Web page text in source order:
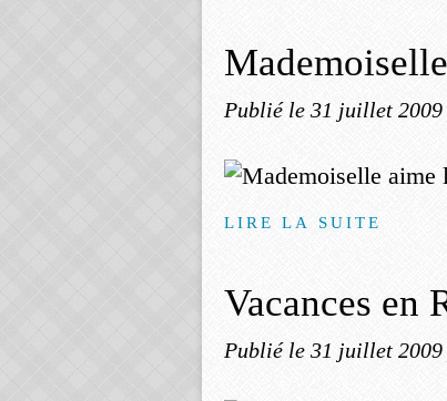
Publié le 31 juillet 2009
LIRE LA SUITE
Vacances en
Publié le 31 juillet 2009